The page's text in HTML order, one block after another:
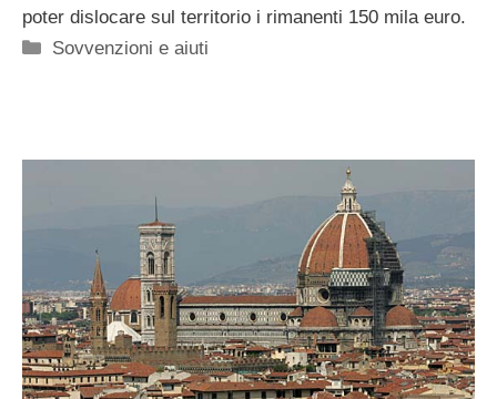
poter dislocare sul territorio i rimanenti 150 mila euro.
Categorie
Sovvenzioni e aiuti